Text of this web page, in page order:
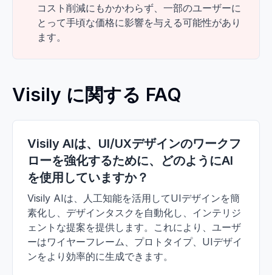
コスト削減にもかかわらず、一部のユーザーに
とって手頃な価格に影響を与える可能性があり
ます。
Visily に関する FAQ
Visily AIは、UI/UXデザインのワークフ
ローを強化するために、どのようにAI
を使用していますか？
Visily AIは、人工知能を活用してUIデザインを簡
素化し、デザインタスクを自動化し、インテリジ
ェントな提案を提供します。これにより、ユーザ
ーはワイヤーフレーム、プロトタイプ、UIデザイ
ンをより効率的に生成できます。